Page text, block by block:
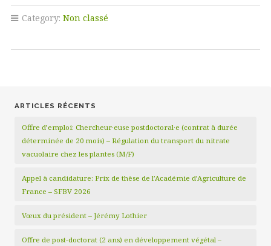
Category: Non classé
ARTICLES RÉCENTS
Offre d’emploi: Chercheur·euse postdoctoral·e (contrat à durée
déterminée de 20 mois) – Régulation du transport du nitrate
vacuolaire chez les plantes (M/F)
Appel à candidature: Prix de thèse de l’Académie d’Agriculture de
France – SFBV 2026
Vœux du président – Jérémy Lothier
Offre de post-doctorat (2 ans) en développement végétal –